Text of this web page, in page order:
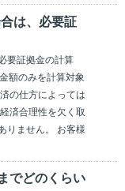
は、必要証
要証拠金の計算
額のみを計算対象
の仕方によっては
済合理性を欠く取
りません。 お客様
でどのくらい